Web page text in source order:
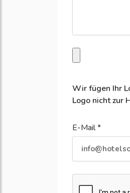
Wir fügen Ihr
Logo nicht zur
E-Mail *